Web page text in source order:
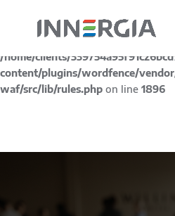
Deprecated: preg_replace():
($subject) of type array|string is
/home/clients/
content/plugins/wordfence/
waf/src/lib/rules.php on line 1896